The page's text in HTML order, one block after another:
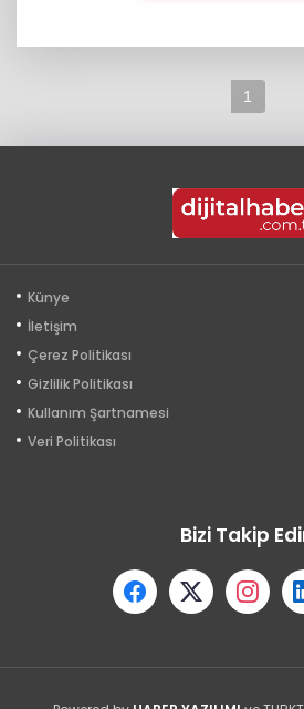
1
Künye
İletişim
Çerez Politikası
Gizlilik Politikası
Kullanım Şartnamesi
Veri Politikası
Bizi Takip